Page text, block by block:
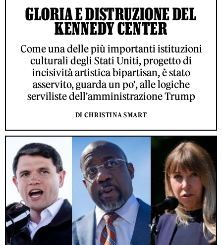
GLORIA E DISTRUZIONE DEL
KENNEDY CENTER
Come una delle più importanti istituzioni
culturali degli Stati Uniti, progetto di
incisività artistica bipartisan, è stato
asservito, guarda un po', alle logiche
serviliste dell'amministrazione Trump
DI CHRISTINA SMART